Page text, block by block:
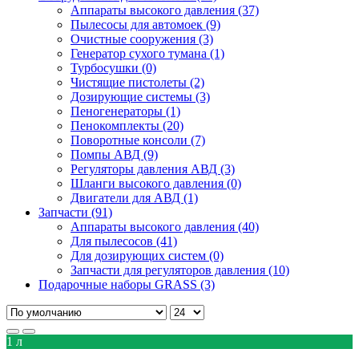
Аппараты высокого давления (37)
Пылесосы для автомоек (9)
Очистные сооружения (3)
Генератор сухого тумана (1)
Турбосушки (0)
Чистящие пистолеты (2)
Дозирующие системы (3)
Пеногенераторы (1)
Пенокомплекты (20)
Поворотные консоли (7)
Помпы АВД (9)
Регуляторы давления АВД (3)
Шланги высокого давления (0)
Двигатели для АВД (1)
Запчасти (91)
Аппараты высокого давления (40)
Для пылесосов (41)
Для дозирующих систем (0)
Запчасти для регуляторов давления (10)
Подарочные наборы GRASS (3)
1 л